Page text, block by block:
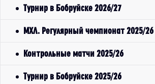
Турнир в Бобруйске 2026/27
МХЛ. Регулярный чемпионат 2025/26
Контрольные матчи 2025/26
Турнир в Бобруйске 2025/26